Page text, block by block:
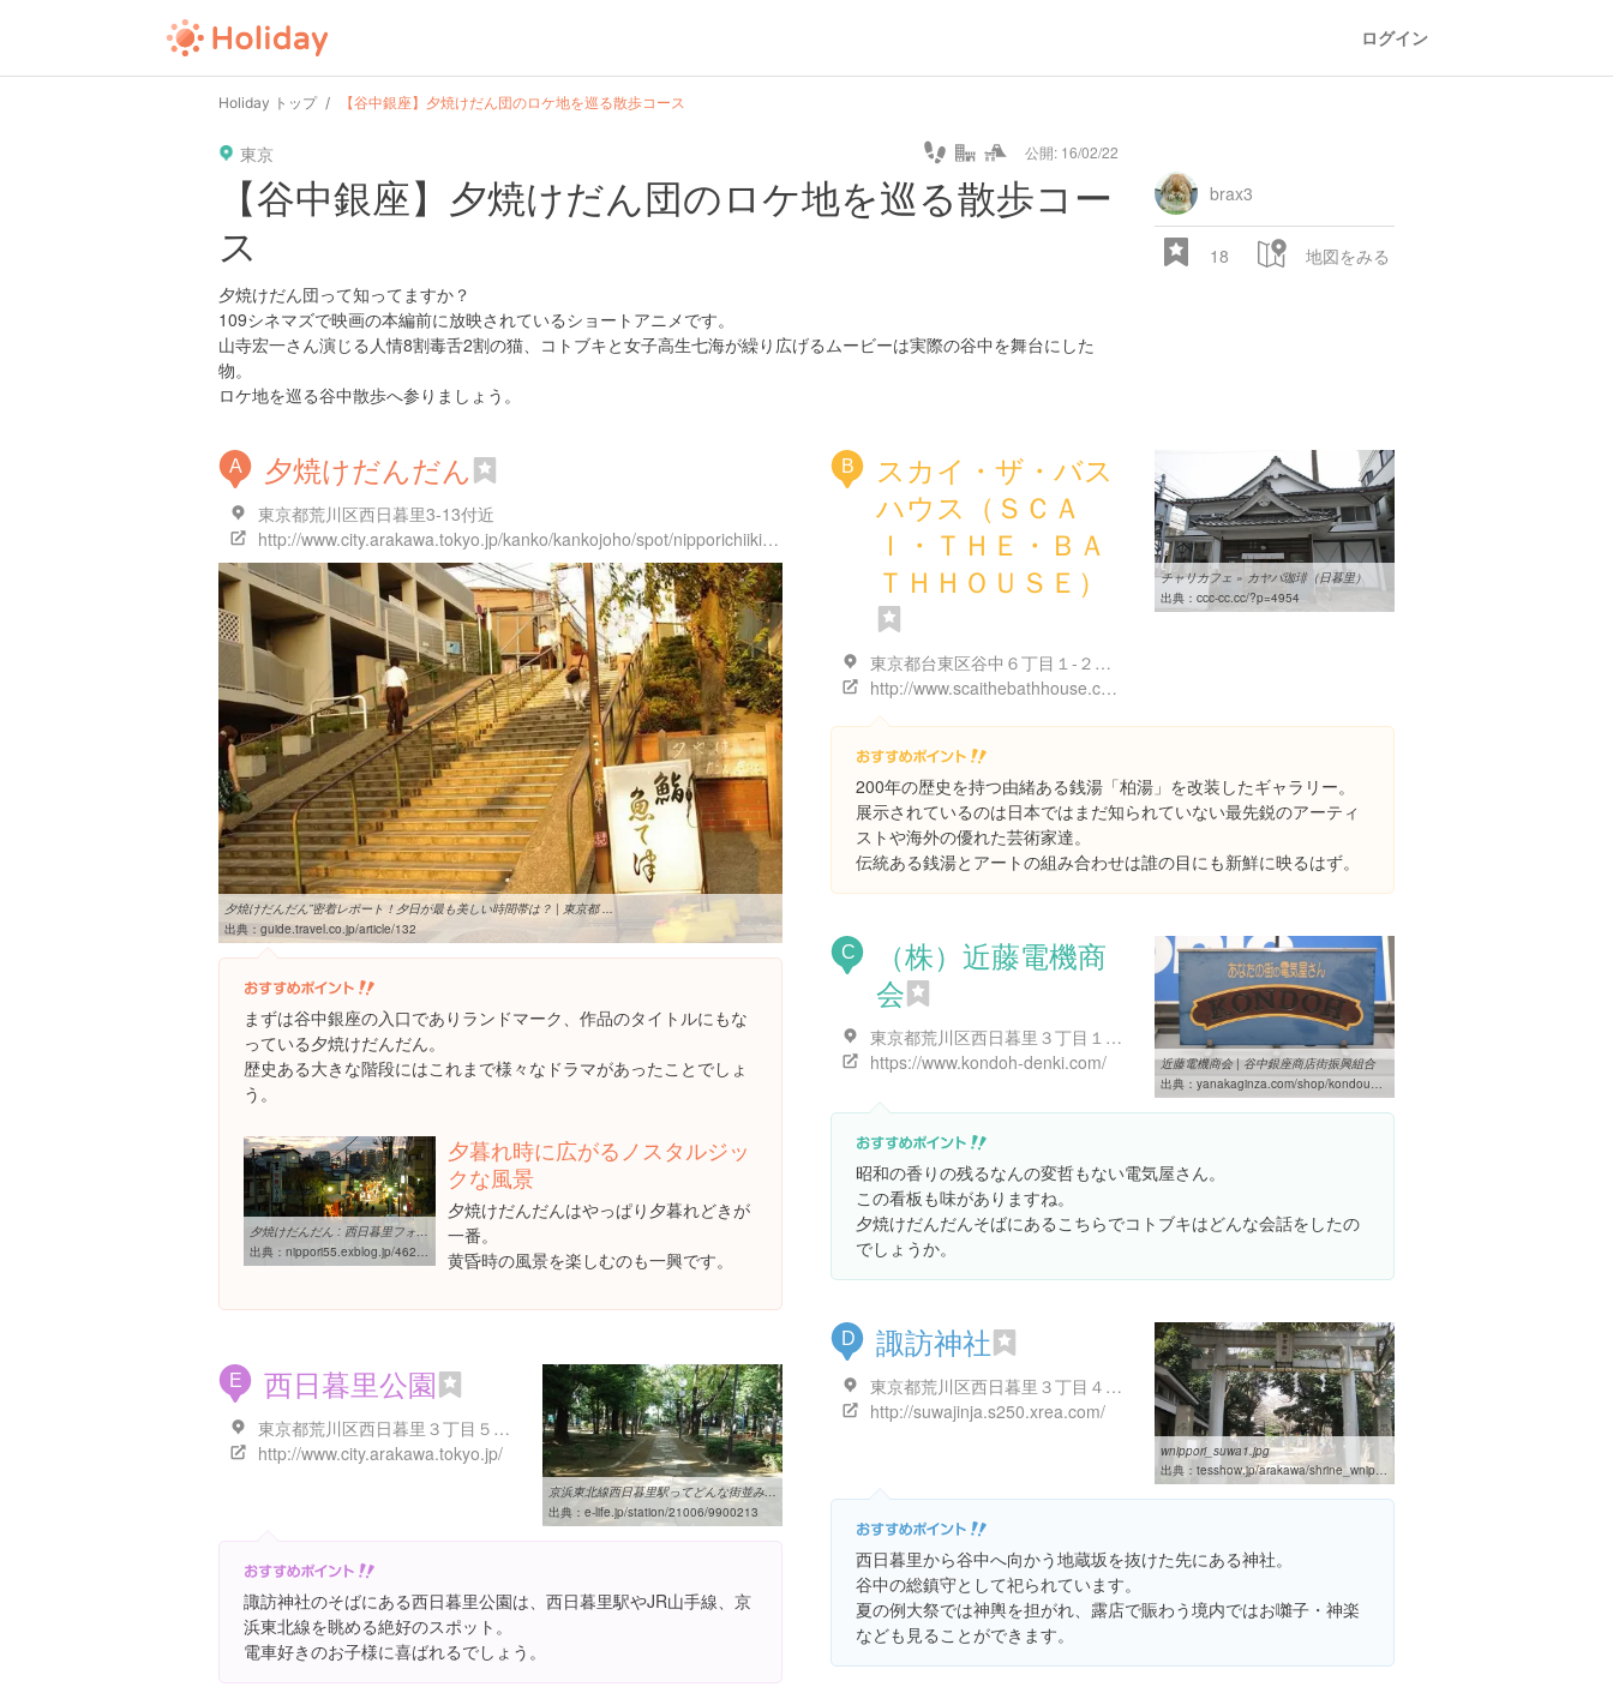
ログイン
Holiday トップ 【谷中銀座】夕焼けだん団のロケ地を巡る散歩コース
東京 公開: 16/02/22
user
kyoto
pin tel url guide hot type star
【谷中銀座】夕焼けだん団のロケ地を巡る散歩コー
ス
夕焼けだん団って知ってますか？
109シネマズで映画の本編前に放映されているショートアニメです。
山寺宏一さん演じる人情8割毒舌2割の猫、コトブキと女子高生七海が繰り広げるムービーは実際の谷中を舞台にした
物。
ロケ地を巡る谷中散歩へ参りましょう。
brax3
18 地図をみる
A 夕焼けだんだん
東京都荒川区西日暮里3-13付近
http://www.city.arakawa.tokyo.jp/kanko/kankojoho/spot/nipporichiiki/yuyakedandan.html
夕焼けだんだん”密着レポート！夕日が最も美しい時間帯は？ | 東京都 ...
出典： guide.travel.co.jp/article/132
まずは谷中銀座の入口でありランドマーク、作品のタイトルにもな
っている夕焼けだんだん。
歴史ある大きな階段にはこれまで様々なドラマがあったことでしょ
う。
夕焼けだんだん : 西日暮里フォトブログ
出典： nippori55.exblog.jp/4628233
夕暮れ時に広がるノスタルジッ
クな風景
夕焼けだんだんはやっぱり夕暮れどきが
一番。
黄昏時の風景を楽しむのも一興です。
B
スカイ・ザ・バス
ハウス（ＳＣＡ
Ｉ・ＴＨＥ・ＢＡ
ＴＨＨＯＵＳＥ）
東京都台東区谷中６丁目１-２３ 柏湯跡
http://www.scaithebathhouse.com/en/
チャリカフェ » カヤバ珈琲（日暮里）
出典： ccc-cc.cc/?p=4954
200年の歴史を持つ由緒ある銭湯「柏湯」を改装したギャラリー。
展示されているのは日本ではまだ知られていない最先鋭のアーティ
ストや海外の優れた芸術家達。
伝統ある銭湯とアートの組み合わせは誰の目にも新鮮に映るはず。
C
（株）近藤電機商
会
東京都荒川区西日暮里３丁目１５-３ 近藤レジデンス 2F
https://www.kondoh-denki.com/
近藤電機商会 | 谷中銀座商店街振興組合
出典： yanakaginza.com/shop/kondoudenki
昭和の香りの残るなんの変哲もない電気屋さん。
この看板も味がありますね。
夕焼けだんだんそばにあるこちらでコトブキはどんな会話をしたの
でしょうか。
D 諏訪神社
東京都荒川区西日暮里３丁目４-８
http://suwajinja.s250.xrea.com/
wnippori_suwa1.jpg
出典： tesshow.jp/arakawa/shrine_wnippori_suwa.shtml
西日暮里から谷中へ向かう地蔵坂を抜けた先にある神社。
谷中の総鎮守として祀られています。
夏の例大祭では神輿を担がれ、露店で賑わう境内ではお囃子・神楽
なども見ることができます。
E 西日暮里公園
東京都荒川区西日暮里３丁目５-５
http://www.city.arakawa.tokyo.jp/
京浜東北線西日暮里駅ってどんな街並み？京浜東北線西日暮里駅の住み ...
出典： e-life.jp/station/21006/9900213
諏訪神社のそばにある西日暮里公園は、西日暮里駅やJR山手線、京
浜東北線を眺める絶好のスポット。
電車好きのお子様に喜ばれるでしょう。